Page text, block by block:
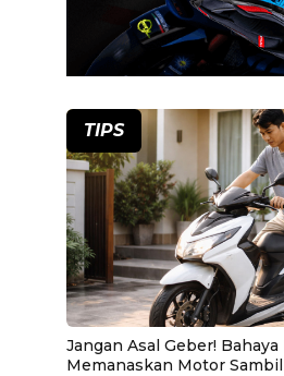
TIPS
Jangan Asal Geber!
Memanaskan Motor